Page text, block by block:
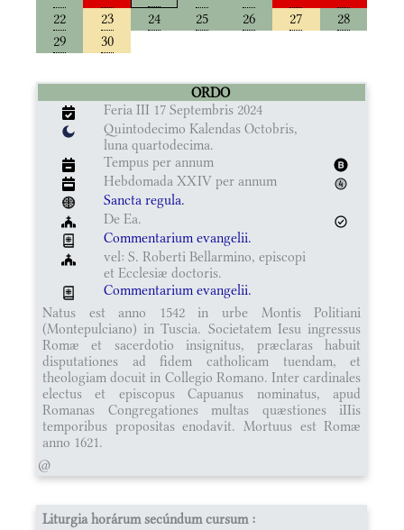
22
23 24 25 26 27
28
29
30
ORDO
Feria III 17 Septembris 2024
Quintodecimo Kalendas Octobris,
luna quartodecima.
Tempus per annum
Hebdomada XXIV per annum
Sancta regula.
De Ea.
Commentarium evangelii.
vel: S. Roberti Bellarmino, episcopi
et Ecclesiæ doctoris.
Commentarium evangelii.
Natus est anno 1542 in urbe Montis Politiani
(Montepulciano) in Tuscia. Societatem Iesu ingressus
Romæ et sacerdotio insignitus, præclaras habuit
disputationes ad fidem catholicam tuendam, et
theologiam docuit in Collegio Romano. Inter cardinales
electus et episcopus Capuanus nominatus, apud
Romanas Congregationes multas quæstiones iIIis
temporibus propositas enodavit. Mortuus est Romæ
anno 1621.
@
Liturgia horárum secúndum cursum :